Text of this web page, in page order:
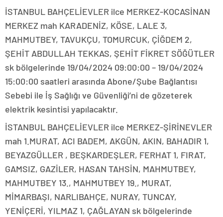
İSTANBUL BAHÇELİEVLER ilce MERKEZ-KOCASİNAN
MERKEZ mah KARADENİZ, KÖSE, LALE 3,
MAHMUTBEY, TAVUKÇU, TOMURCUK, ÇİĞDEM 2,
ŞEHİT ABDULLAH TEKKAS, ŞEHİT FİKRET SÖĞÜTLER
sk bölgelerinde 19/04/2024 09:00:00 – 19/04/2024
15:00:00 saatleri arasında Abone/Şube Bağlantısı
Sebebi ile İş Sağlığı ve Güvenliği’ni de gözeterek
elektrik kesintisi yapılacaktır.
İSTANBUL BAHÇELİEVLER ilce MERKEZ-ŞİRİNEVLER
mah 1.MURAT, ACI BADEM, AKGÜN, AKIN, BAHADIR 1,
BEYAZGÜLLER , BEŞKARDEŞLER, FERHAT 1, FIRAT,
GAMSIZ, GAZİLER, HASAN TAHSİN, MAHMUTBEY,
MAHMUTBEY 13., MAHMUTBEY 19., MURAT,
MİMARBAŞI, NARLIBAHÇE, NURAY, TUNCAY,
YENİÇERİ, YILMAZ 1, ÇAĞLAYAN sk bölgelerinde